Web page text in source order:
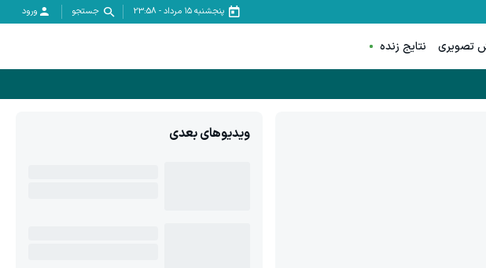
پنجشنبه ۱۵ مرداد -
23:58 جستجو ورود
تصویری نتایج زنده
ویدیوهای بعدی